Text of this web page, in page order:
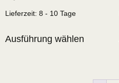
Lieferzeit: 8 - 10 Tage
Ausführung wählen